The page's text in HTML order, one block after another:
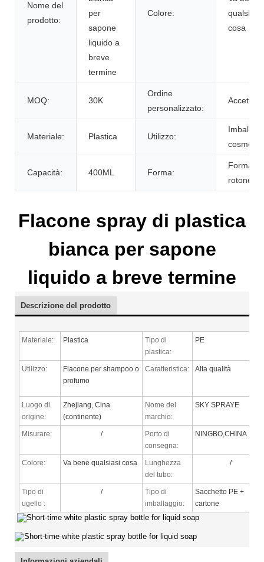
Nome del
prodotto:
per
sapone
liquido a
breve
termine
Colore:
qualsiasi
cosa
MOQ: 30K
Ordine
personalizzato:
Accettare
Materiale: Plastica Utilizzo:
Capacità: 400ML Forma:
Forma
rotonda
Flacone spray di plastica
bianca per sapone
liquido a breve termine
Descrizione del prodotto
Materiale: Plastica
Tipo di
plastica:
PE
Utilizzo:
Flacone per shampoo o
profumo
Caratteristica: Alta qualità
Luogo di
origine:
Zhejiang, Cina
(continente)
Nome del
marchio:
SKY SPRAYE
Misurare: /
Porto di
consegna:
NINGBO,CHINA
Colore: Va bene qualsiasi cosa
Lunghezza
del tubo:
/
Tipo di
ugello :
/
Tipo di
imballaggio:
Sacchetto PE +
cartone